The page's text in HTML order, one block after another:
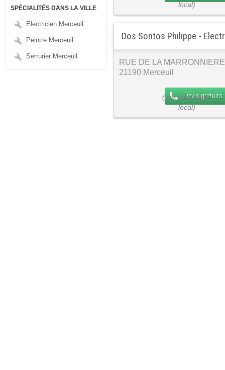
SPÉCIALITÉS DANS LA VILLE
Electricien Merceuil
Peintre Merceuil
Serrurier Merceuil
Dos Sontos Philippe -
RUE DE LA MARRONNIERE
21190 Merceuil
Devis gratuits